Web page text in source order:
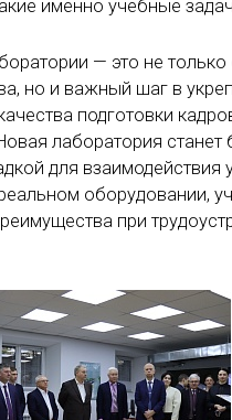
именно учебные
— это не
но и важный шаг в
подготовки
лаборатория
для взаимодействия
оборудовании,
при